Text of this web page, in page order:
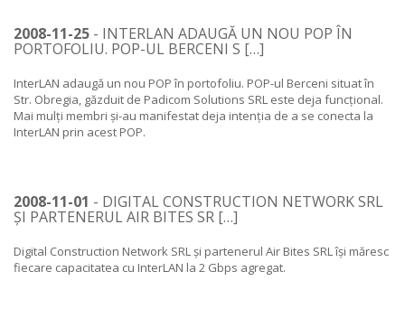
2008-11-25 - INTERLAN ADAUGĂ UN NOU POP ÎN
PORTOFOLIU. POP-UL BERCENI S […]
InterLAN adaugă un nou POP în portofoliu. POP-ul Berceni situat în
Str. Obregia, găzduit de Padicom Solutions SRL este deja funcțional.
Mai mulți membri și-au manifestat deja intenția de a se conecta la
InterLAN prin acest POP.
2008-11-01 - DIGITAL CONSTRUCTION NETWORK SRL
ȘI PARTENERUL AIR BITES SR […]
Digital Construction Network SRL și partenerul Air Bites SRL își măresc
fiecare capacitatea cu InterLAN la 2 Gbps agregat.